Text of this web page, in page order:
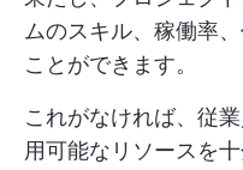
ムのスキル、稼働率
ことができます。
これがなければ、従
用可能なリソースを